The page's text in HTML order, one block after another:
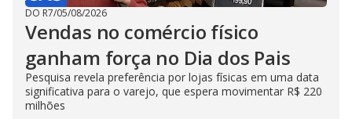
DO R7/05/08/2026
Vendas no comércio físico
ganham força no Dia dos Pais
Pesquisa revela preferência por lojas físicas em uma data
significativa para o varejo, que espera movimentar R$ 220
milhões